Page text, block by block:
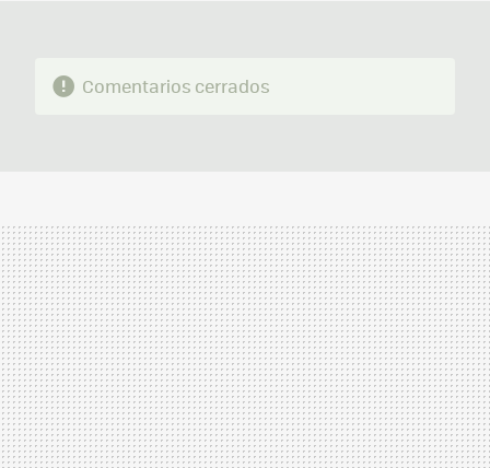
Comentarios cerrados